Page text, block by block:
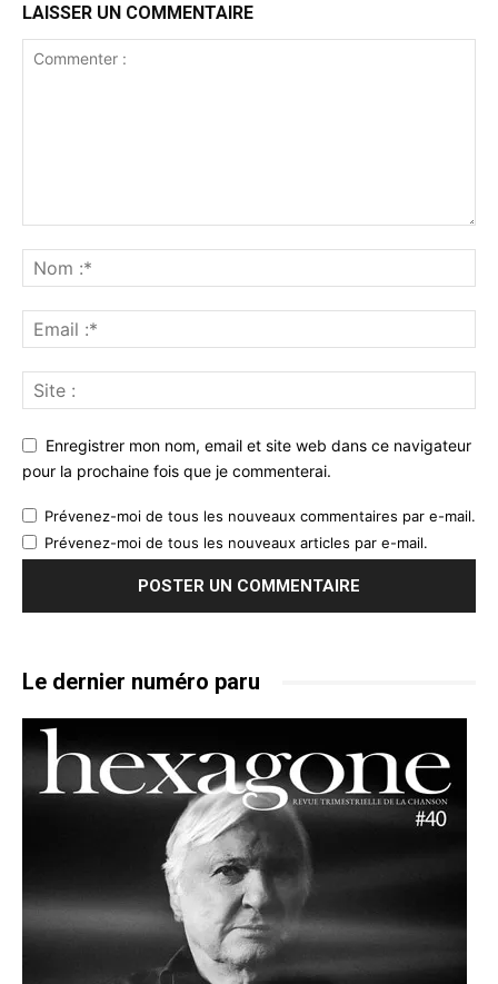
LAISSER UN COMMENTAIRE
Enregistrer mon nom, email et site web dans ce navigateur
pour la prochaine fois que je commenterai.
Prévenez-moi de tous les nouveaux commentaires par e-mail.
Prévenez-moi de tous les nouveaux articles par e-mail.
Le dernier numéro paru